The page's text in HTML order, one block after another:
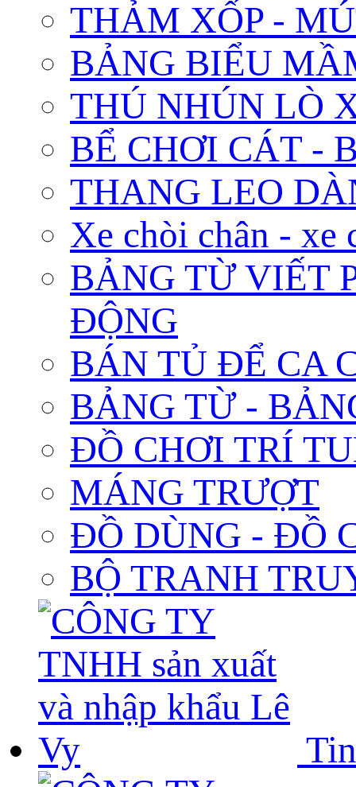
THẢM XỐP -
BẢNG BIỂU
THÚ NHÚN LÒ
BỂ CHƠI CÁT -
THANG LEO
Xe chòi chân - xe
BẢNG TỪ VIẾT
ĐỘNG
BÁN TỦ ĐỂ CA
BẢNG TỪ -
ĐỒ CHƠI TRÍ
MÁNG TRƯỢT
ĐỒ DÙNG - ĐỒ
BỘ TRANH